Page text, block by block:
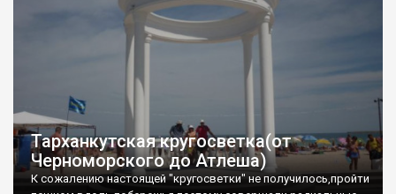
Тарханкутская кругосветка(от
Черноморского до Атлеша)
К сожалению настоящей "кругосветки" не получилось,пройти